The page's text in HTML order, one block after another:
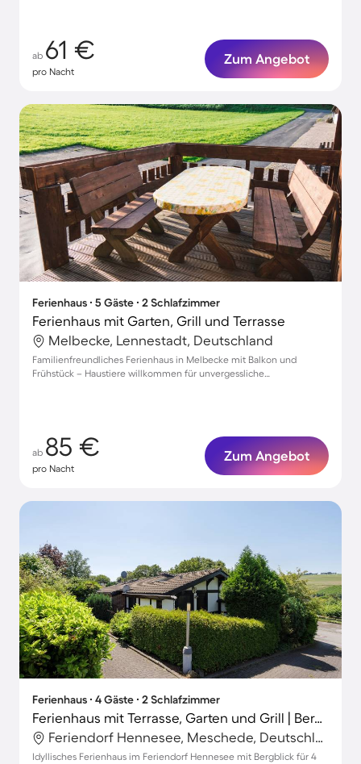
ab 61 €
pro Nacht
Zum Angebot
Ferienhaus ∙ 5 Gäste ∙ 2 Schlafzimmer
Ferienhaus mit Garten, Grill und Terrasse
Melbecke, Lennestadt, Deutschland
Familienfreundliches Ferienhaus in Melbecke mit Balkon und
Frühstück – Haustiere willkommen für unvergessliche
ab 85 €
pro Nacht
Zum Angebot
Ferienhaus ∙ 4 Gäste ∙ 2 Schlafzimmer
Ferienhaus mit Terrasse, Garten und Grill | Bergblick
Feriendorf Hennesee, Meschede, Deutschland
Idyllisches Ferienhaus im Feriendorf Hennesee mit Bergblick für 4